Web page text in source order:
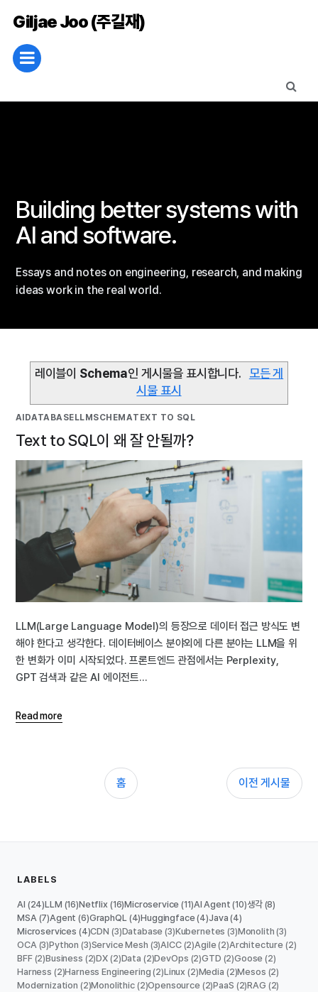
Giljae Joo (주길재)
Building better systems with
AI and software.
Essays and notes on engineering, research, and making
ideas work in the real world.
레이블이 Schema인 게시물을 표시합니다.
모든 게
시물 표시
AIDATABASELLMSCHEMATEXT TO SQL
Text to SQL이 왜 잘 안될까?
LLM(Large Language Model)의 등장으로 데이터 접근 방식도 변
해야 한다고 생각한다. 데이터베이스 분야외에 다른 분야는 LLM을 위
한 변화가 이미 시작되었다. 프론트엔드 관점에서는 Perplexity,
GPT 검색과 같은 AI 에이전트...
Read more
이전 게시물
홈
LABELS
AI (24)LLM (16)Netflix (16)Microservice (11)AI Agent (10)생각 (8)
MSA (7)Agent (6)GraphQL (4)Huggingface (4)Java (4)
Microservices (4)CDN (3)Database (3)Kubernetes (3)Monolith (3)
OCA (3)Python (3)Service Mesh (3)AICC (2)Agile (2)Architecture (2)
BFF (2)Business (2)DX (2)Data (2)DevOps (2)GTD (2)Goose (2)
Harness (2)Harness Engineering (2)Linux (2)Media (2)Mesos (2)
Modernization (2)Monolithic (2)Opensource (2)PaaS (2)RAG (2)